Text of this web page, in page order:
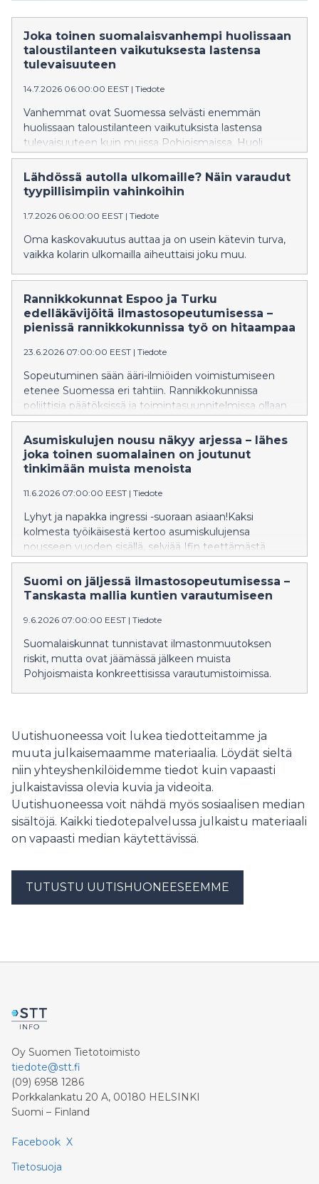
Joka toinen suomalaisvanhempi huolissaan
taloustilanteen vaikutuksesta lastensa
tulevaisuuteen
14.7.2026 06:00:00 EEST | Tiedote
Vanhemmat ovat Suomessa selvästi enemmän
huolissaan taloustilanteen vaikutuksista lastensa
tulevaisuuteen kuin muissa Pohjoismaissa. Huoli
sosiaalisen median vaikutuksista puolestaan yhdistää
pohjoismaisia vanhempia.
Lähdössä autolla ulkomaille? Näin varaudut
tyypillisimpiin vahinkoihin
1.7.2026 06:00:00 EEST | Tiedote
Oma kaskovakuutus auttaa ja on usein kätevin turva,
vaikka kolarin ulkomailla aiheuttaisi joku muu.
Rannikkokunnat Espoo ja Turku
edelläkävijöitä ilmastosopeutumisessa –
pienissä rannikkokunnissa työ on hitaampaa
23.6.2026 07:00:00 EEST | Tiedote
Sopeutuminen sään ääri-ilmiöiden voimistumiseen
etenee Suomessa eri tahtiin. Rannikkokunnissa
poliittisia päätöksissä ja toimintasuunnitelmissa ollaan
sisämaakuntia jäljessä, mutta sopeutuminen näkyy
useammin käytännön toimissa.
Asumiskulujen nousu näkyy arjessa – lähes
joka toinen suomalainen on joutunut
tinkimään muista menoista
11.6.2026 07:00:00 EEST | Tiedote
Lyhyt ja napakka ingressi -suoraan asiaan!Kaksi
kolmesta työikäisestä kertoo asumiskulujensa
nousseen vuoden sisällä, selviää Ifin teettämästä
tutkimuksesta. Samalla lähes joka toinen sanoo, että
asumiskulut ovat pakottaneet tinkimään muista
menoista. Monelle taloustilanne on tällä hetkellä
korostuu.
Suomi on jäljessä ilmastosopeutumisessa –
Tanskasta mallia kuntien varautumiseen
9.6.2026 07:00:00 EEST | Tiedote
Suomalaiskunnat tunnistavat ilmastonmuutoksen
riskit, mutta ovat jäämässä jälkeen muista
Pohjoismaista konkreettisissa varautumistoimissa.
Uutishuoneessa voit lukea tiedotteitamme ja
muuta julkaisemaamme materiaalia. Löydät sieltä
niin yhteyshenkilöidemme tiedot kuin vapaasti
julkaistavissa olevia kuvia ja videoita.
Uutishuoneessa voit nähdä myös sosiaalisen median
sisältöjä. Kaikki tiedotepalvelussa julkaistu materiaali
on vapaasti median käytettävissä.
TUTUSTU UUTISHUONEESEEMME
Oy Suomen Tietotoimisto
tiedote@stt.fi
(09) 6958 1286
Porkkalankatu 20 A, 00180 HELSINKI
Suomi – Finland
Facebook X
Tietosuoja